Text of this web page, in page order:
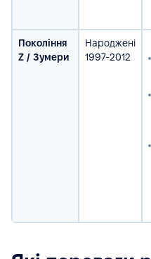
Покоління
Z / Зумери
Народжені
1997-2012